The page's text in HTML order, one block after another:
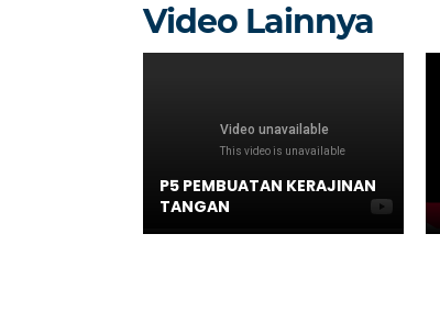
Video Lainnya
P5 PEMBUATAN KERAJINAN
TANGAN